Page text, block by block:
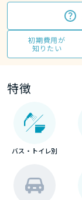
初期費用が
知りたい
特徴
バス・トイレ別